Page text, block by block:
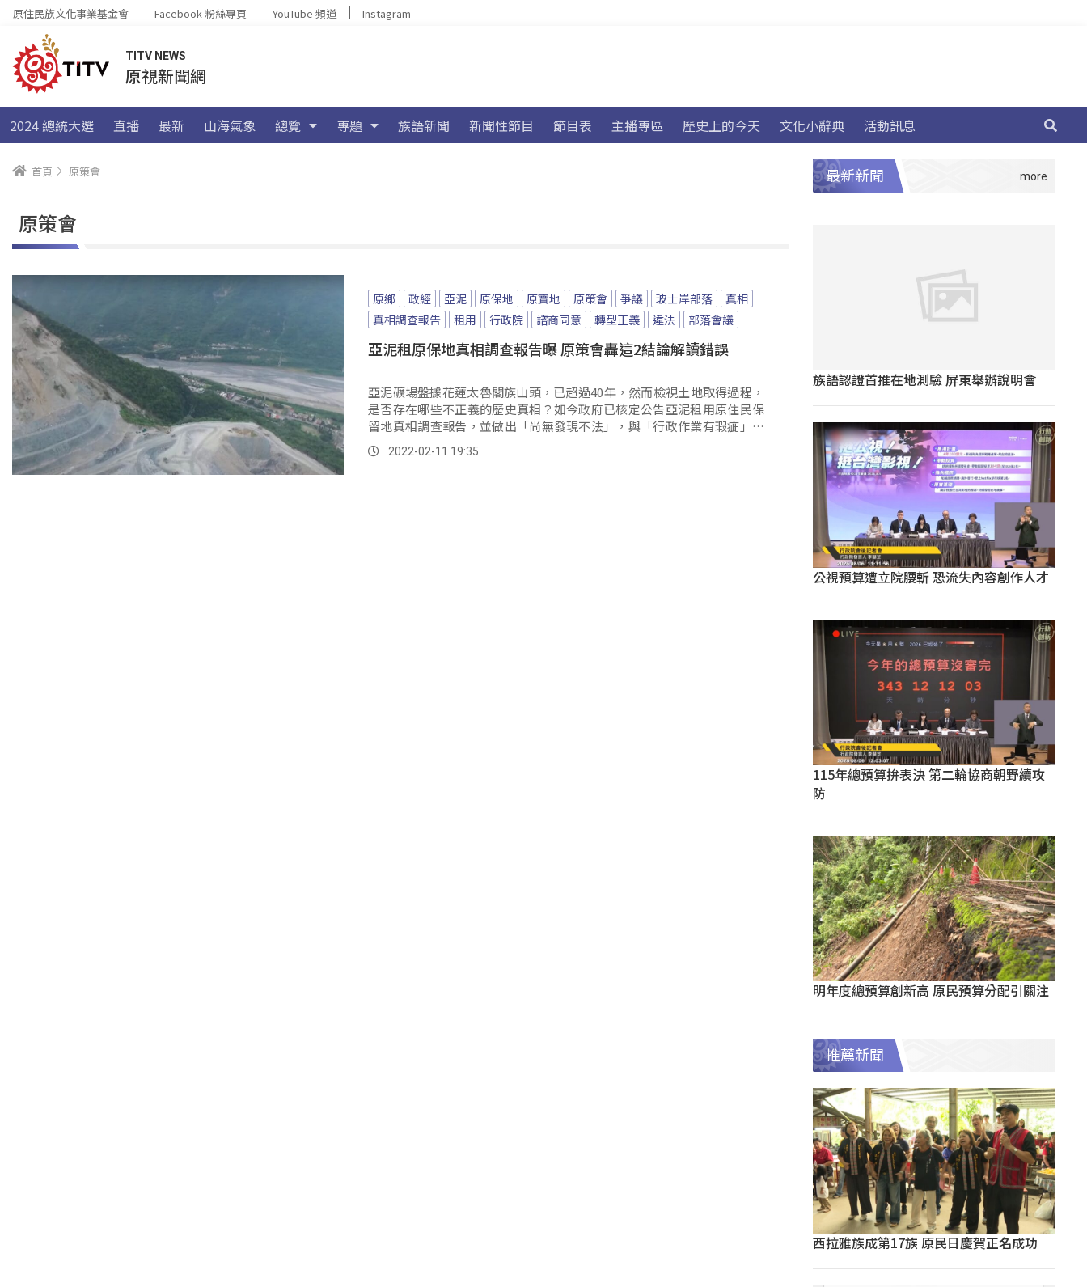
原住民族文化事業基金會 Facebook 粉絲專頁 YouTube 頻道 Instagram
TITV NEWS
原視新聞網
2024 總統大選 直播 最新 山海氣象 總覽 專題 族語新聞 新聞性節目 節目表 主播專區 歷史上的今天 文化小辭典 活動訊息
首頁 原策會
原策會
原鄉 政經 亞泥 原保地 原寶地 原策會 爭議 玻士岸部落
真相
真相調查報告
租用 行政院 諮商同意 轉型正義 違法 部落會議
亞泥租原保地真相調查報告曝 原策會轟這2結論解讀錯誤
亞泥礦場盤據花蓮太魯閣族山頭，已超過40年，然而檢視土地取得過程，
是否存在哪些不正義的歷史真相？如今政府已核定公告亞泥租用原住民保
留地真相調查報告，並做出「尚無發現不法」，與「行政作業有瑕疵」兩
點結論...。
2022-02-11 19:35
最新新聞
族語認證首推在地測驗 屏東舉辦說明會
公視預算遭立院腰斬 恐流失內容創作人才
115年總預算拚表決 第二輪協商朝野續攻
防
明年度總預算創新高 原民預算分配引關注
推薦新聞
西拉雅族成第17族 原民日慶賀正名成功